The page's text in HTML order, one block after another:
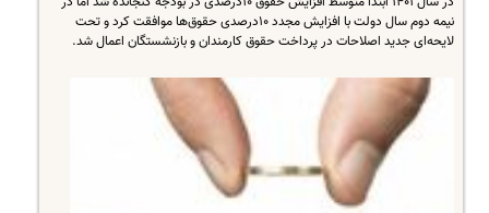
نیمه دوم سال دولت با افزایش مجدد ۱۰درصدی حقوق‌ها موافقت کرد و تحت
لایحه‌ای جدید اصلاحات در پرداخت حقوق کارمندان و بازنشستگان اعمال شد.